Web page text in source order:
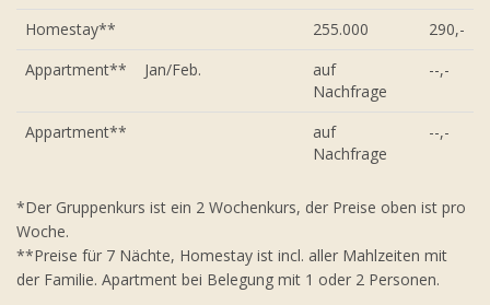
Homestay**
255.000
290,-
Appartment**
Jan/Feb.
auf
Nachfrage
--,-
Appartment**
auf
Nachfrage
--,-
*Der Gruppenkurs ist ein 2 Wochenkurs, der Preise oben ist pro
Woche.
**Preise für 7 Nächte, Homestay ist incl. aller Mahlzeiten mit
der Familie. Apartment bei Belegung mit 1 oder 2 Personen.